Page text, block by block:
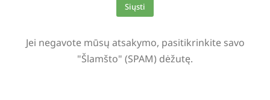
Siųsti
Jei negavote mūsų atsakymo, pasitikrinkite savo
"Šlamšto" (SPAM) dėžutę.